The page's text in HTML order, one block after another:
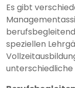
Es gibt
speziellen